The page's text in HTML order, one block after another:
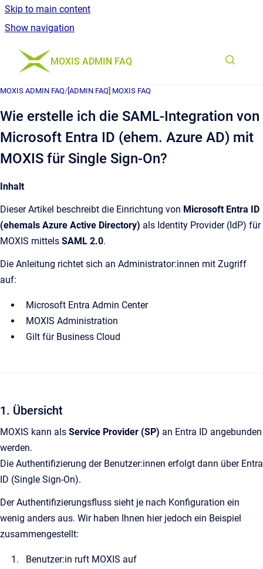
Skip to main content
Show navigation
Go to homepage
MOXIS ADMIN FAQ
MOXIS ADMIN FAQ/ [ADMIN FAQ] MOXIS FAQ
Wie erstelle ich die SAML-Integration von
Microsoft Entra ID (ehem. Azure AD) mit
MOXIS für Single Sign-On?
Inhalt
Dieser Artikel beschreibt die Einrichtung von Microsoft Entra ID
(ehemals Azure Active Directory) als Identity Provider (IdP) für
MOXIS mittels SAML 2.0.
Die Anleitung richtet sich an Administrator:innen mit Zugriff
auf:
Microsoft Entra Admin Center
MOXIS Administration
Gilt für Business Cloud
1. Übersicht
MOXIS kann als Service Provider (SP) an Entra ID angebunden
werden.
Die Authentifizierung der Benutzer:innen erfolgt dann über Entra
ID (Single Sign-On).
Der Authentifizierungsfluss sieht je nach Konfiguration ein
wenig anders aus. Wir haben Ihnen hier jedoch ein Beispiel
zusammengestellt:
Benutzer:in ruft MOXIS auf